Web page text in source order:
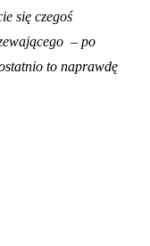
się czegoś
– po
to naprawdę